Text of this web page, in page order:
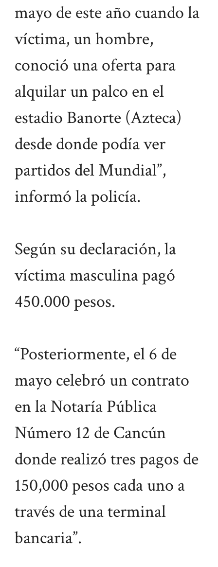
mayo de este año cuando la
víctima, un hombre,
conoció una oferta para
alquilar un palco en el
estadio Banorte (Azteca)
desde donde podía ver
partidos del Mundial”,
informó la policía.
Según su declaración, la
víctima masculina pagó
450.000 pesos.
“Posteriormente, el 6 de
mayo celebró un contrato
en la Notaría Pública
Número 12 de Cancún
donde realizó tres pagos de
150,000 pesos cada uno a
través de una terminal
bancaria”.